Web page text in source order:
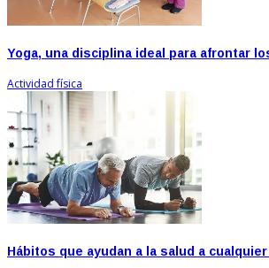
Yoga, una disciplina ideal para afrontar
Actividad física
Hábitos que ayudan a la salud a cualquier